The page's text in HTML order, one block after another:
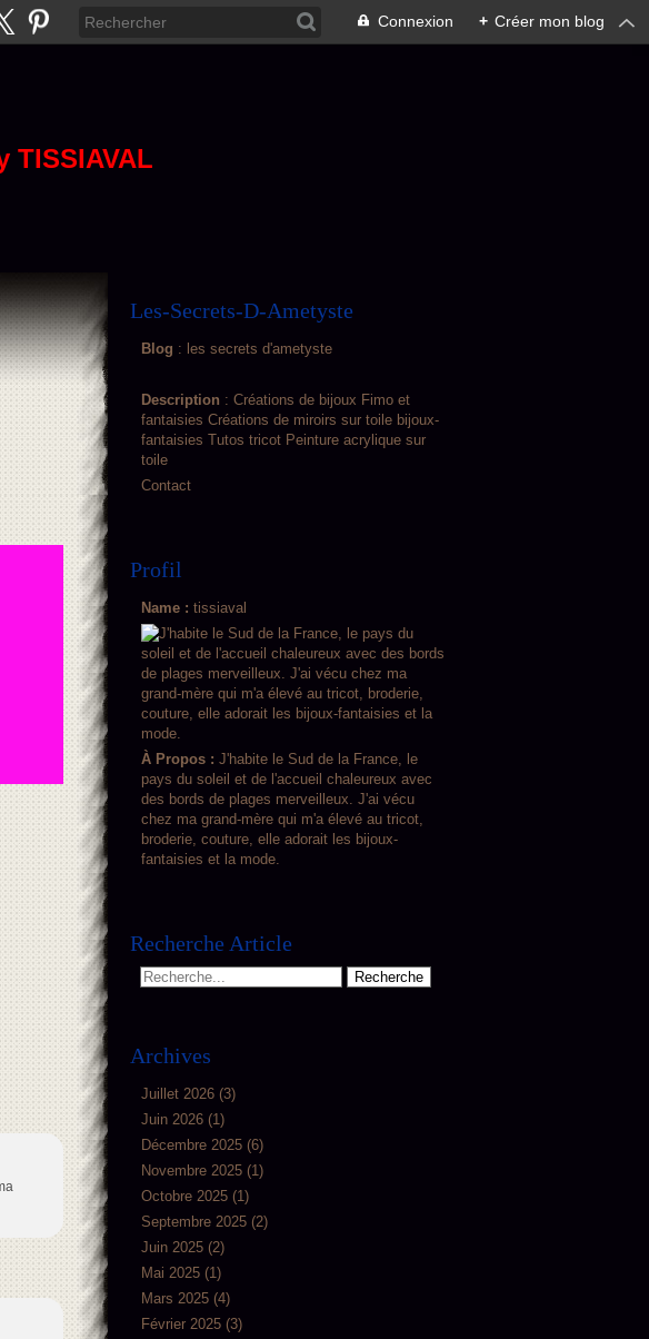
Connexion + Créer mon blog
Les-Secrets-D-Ametyste
Blog : les secrets d'ametyste
Description : Créations de bijoux Fimo et
fantaisies Créations de miroirs sur toile bijoux-
fantaisies Tutos tricot Peinture acrylique sur
toile
Contact
Profil
Name : tissiaval
À Propos : J'habite le Sud de la France, le
pays du soleil et de l'accueil chaleureux avec
des bords de plages merveilleux. J'ai vécu
chez ma grand-mère qui m'a élevé au tricot,
broderie, couture, elle adorait les bijoux-
fantaisies et la mode.
Recherche Article
Archives
Juillet 2026 (3)
Juin 2026 (1)
Décembre 2025 (6)
Novembre 2025 (1)
Octobre 2025 (1)
Septembre 2025 (2)
Juin 2025 (2)
Mai 2025 (1)
Mars 2025 (4)
Février 2025 (3)